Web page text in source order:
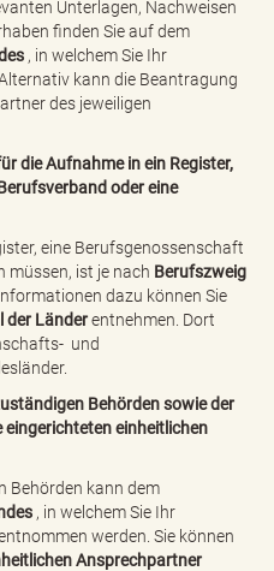
Unterlagen, Nachweisen
finden Sie auf dem
, in welchem Sie Ihr
kann die Beantragung
des jeweiligen
die Aufnahme in ein Register,
oder eine
eine Berufsgenossenschaft
müssen, ist je nach Berufszweig
dazu können Sie
der Länderentnehmen. Dort
und
Behörden sowie der
einheitlichen
Behörden kann dem
, in welchem Sie Ihr
werden. Sie können
Ansprechpartner